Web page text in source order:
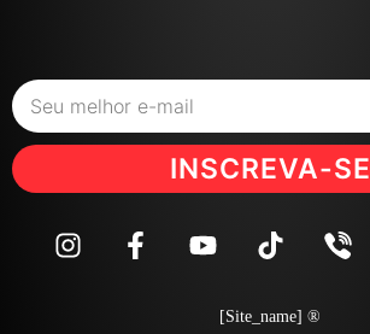
INSCREVA-SE
[site_name] ®